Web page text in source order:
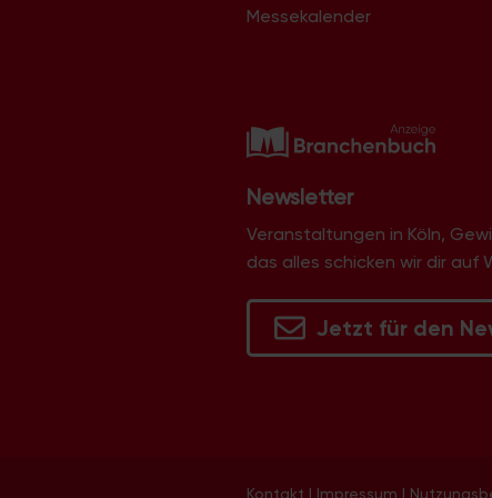
Messekalender
Newsletter
Veranstaltungen in Köln,
das alles schicken wir dir auf
Jetzt für den
Kontakt | Impressum |